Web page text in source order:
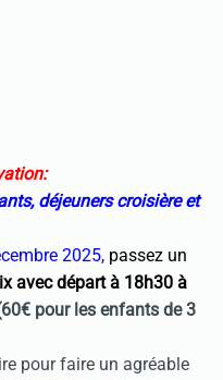
déjeuners croisière et
2025, passez un
avec départ à 18h30 à
pour les enfants de 3
pour faire un agréable